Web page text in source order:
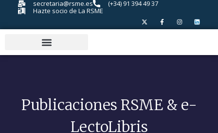
secretaria@rsme.es
(+34) 91 394 49 37
Hazte socio de La RSME
Publicaciones RSME & e-
LectoLibris